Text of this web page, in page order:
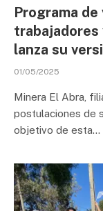
Programa
trabajadores
lanza su
01/05/2025
Minera El Abra,
postulaciones de
objetivo de esta…